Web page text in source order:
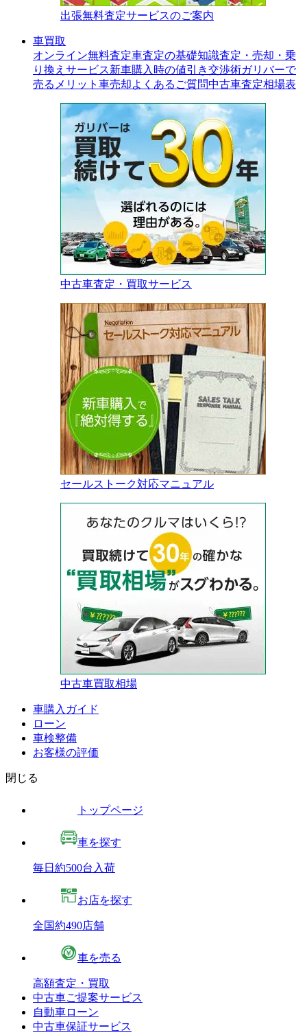
出張無料査定サービスのご案内
車買取
オンライン無料査定車査定の基礎知識査定・売却・乗
り換えサービス新車購入時の値引き交渉術ガリバーで
売るメリット 車売却よくあるご質問中古車査定相場表
中古車査定・買取サービス
セールストーク対応マニュアル
中古車買取相場
車購入ガイド
ローン
車検整備
お客様の評価
閉じる
トップページ
車を探す
毎日約500台入荷
お店を探す
全国約490店舗
車を売る
高額査定・買取
中古車ご提案サービス
自動車ローン
中古車保証サービス